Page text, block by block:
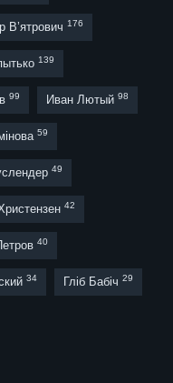
В’ятрович 176
139
99 Иван Лютый 98
59
49
42
40
34 Гліб Бабіч 29